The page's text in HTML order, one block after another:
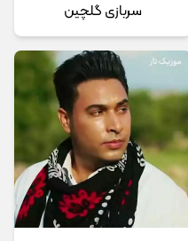
سربازی گلچین